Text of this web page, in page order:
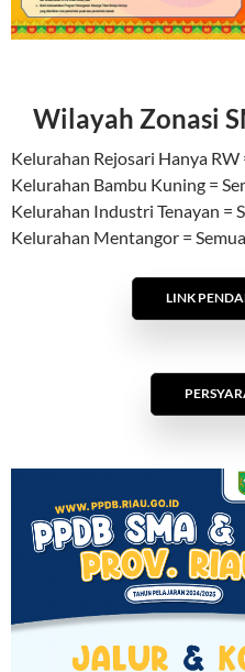
Wilayah Zonasi
Kelurahan Rejosari Hanya RW
Kelurahan Bambu Kuning =
Kelurahan Industri Tenayan =
Kelurahan Mentangor =
LINK